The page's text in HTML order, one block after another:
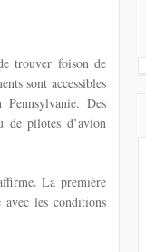
trouver foison de
sont accessibles
Des
de pilotes d’avion
La première
les conditions